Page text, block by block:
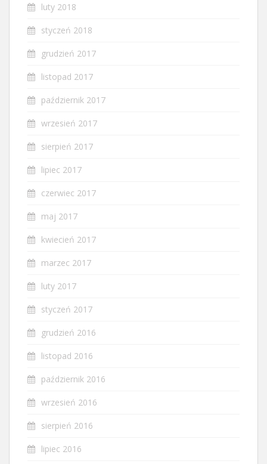
luty 2018
styczeń 2018
grudzień 2017
listopad 2017
październik 2017
wrzesień 2017
sierpień 2017
lipiec 2017
czerwiec 2017
maj 2017
kwiecień 2017
marzec 2017
luty 2017
styczeń 2017
grudzień 2016
listopad 2016
październik 2016
wrzesień 2016
sierpień 2016
lipiec 2016